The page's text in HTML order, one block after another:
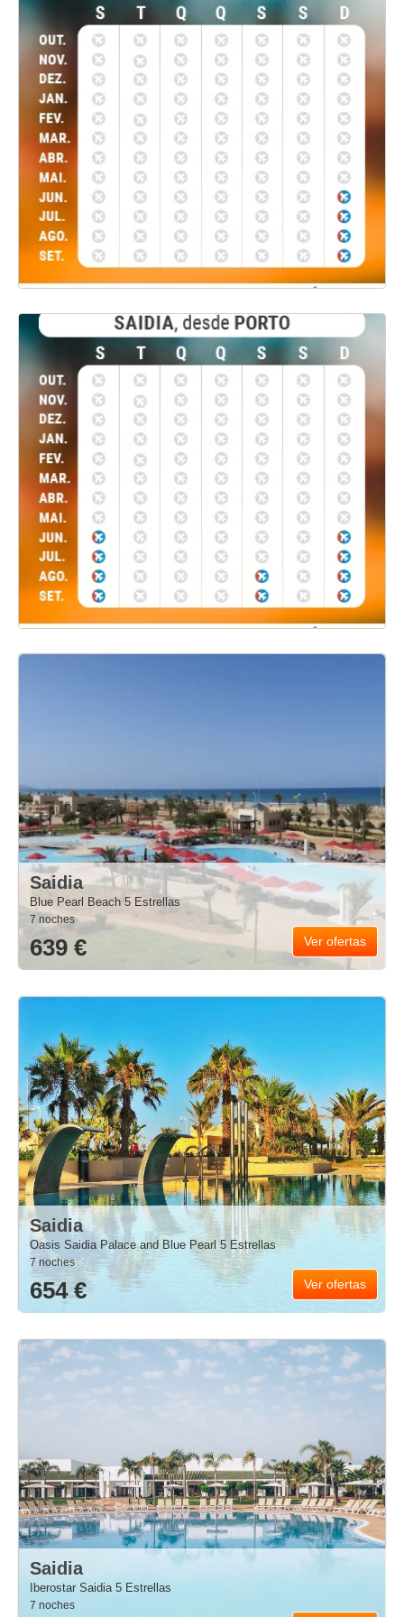
Saidia
Blue Pearl Beach 5 Estrellas
7 noches
639 € Ver ofertas
Saidia
Oasis Saidia Palace and Blue Pearl 5 Estrellas
7 noches
654 € Ver ofertas
Saidia
Iberostar Saidia 5 Estrellas
7 noches